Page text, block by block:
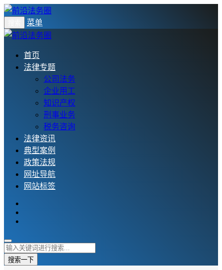
菜单
首页
法律专题
公司法务
企业用工
知识产权
刑事业务
税务咨询
法律资讯
典型案例
政策法规
网址导航
网站标签
搜索一下